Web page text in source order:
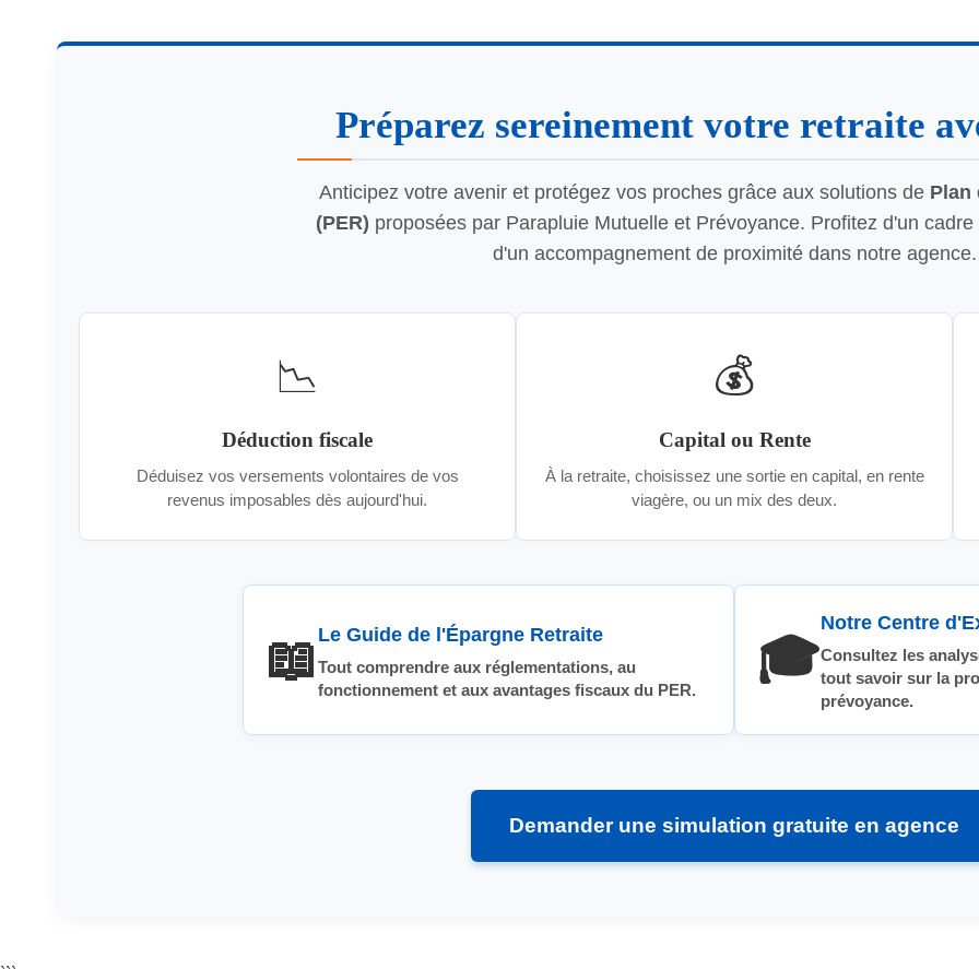
Préparez sereinement votre retraite
Anticipez votre avenir et protégez vos proches grâce aux solutions de Plan
(PER) proposées par Parapluie Mutuelle et Prévoyance. Profitez d'un
d'un accompagnement de proximité dans notre agence.
📉
Déduction fiscale
Déduisez vos versements volontaires de vos
revenus imposables dès aujourd'hui.
💰
Capital ou Rente
À la retraite, choisissez une sortie en capital, en rente
viagère, ou un mix des deux.
📖 Le Guide de l'Épargne Retraite
Tout comprendre aux réglementations, au
fonctionnement et aux avantages fiscaux du PER.
🎓
Notre Centre
Consultez les
tout savoir sur la
prévoyance.
Demander une simulation gratuite en agence